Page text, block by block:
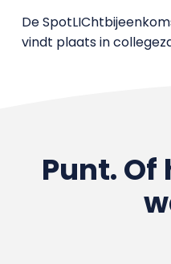
De
vindt plaats in
Punt.